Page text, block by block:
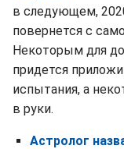
в следующем,
повернется с
Некоторым для
придется
испытания, а
в руки.
Астролог